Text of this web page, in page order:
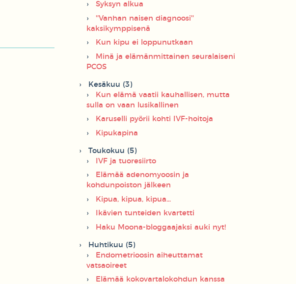
Syksyn alkua
''Vanhan naisen diagnoosi''
kaksikymppisenä
Kun kipu ei loppunutkaan
Minä ja elämänmittainen seuralaiseni
PCOS
Kesäkuu (3)
Kun elämä vaatii kauhallisen, mutta
sulla on vaan lusikallinen
Karuselli pyörii kohti IVF-hoitoja
Kipukapina
Toukokuu (5)
IVF ja tuoresiirto
Elämää adenomyoosin ja
kohdunpoiston jälkeen
Kipua, kipua, kipua...
Ikävien tunteiden kvartetti
Haku Moona-bloggaajaksi auki nyt!
Huhtikuu (5)
Endometrioosin aiheuttamat
vatsaoireet
Elämää kokovartalokohdun kanssa